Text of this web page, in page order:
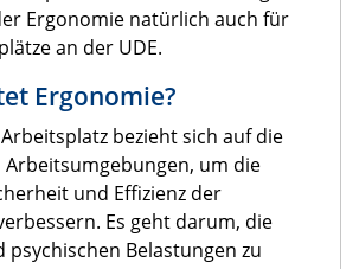
Ergonomie natürlich auch für
an der UDE.
Ergonomie?
bezieht sich auf die
Arbeitsumgebungen, um die
und Effizienz der
Es geht darum, die
psychischen Belastungen zu